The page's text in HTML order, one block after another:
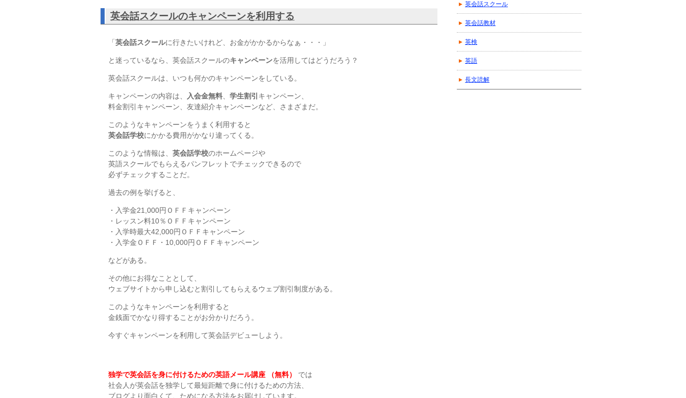
英会話スクールのキャンペーンを利用する
「 英会話スクールに行きたいけれど、お金がかかるからなぁ・・・」
と迷っているなら、英会話スクールのキャンペーンを活用してはどうだろう？
英会話スクールは、いつも何かのキャンペーンをしている。
キャンペーンの内容は、 入会金無料 学生割引 キャンペーン、
料金割引キャンペーン、友達紹介キャンペーンなど、さまざまだ。
このようなキャンペーンをうまく利用すると
英会話学校にかかる費用がかなり違ってくる。
このような情報は、 英会話学校のホームページや
英語スクールでもらえるパンフレットでチェックできるので
必ずチェックすることだ。
過去の例を挙げると、
・入学金21,000円ＯＦＦキャンペーン
・レッスン料10％ＯＦＦキャンペーン
・入学時最大42,000円ＯＦＦキャンペーン
・入学金ＯＦＦ・10,000円ＯＦＦキャンペーン
などがある。
その他にお得なこととして、
ウェブサイトから申し込むと割引してもらえるウェブ割引制度がある。
このようなキャンペーンを利用すると
金銭面でかなり得することがお分かりだろう。
今すぐキャンペーンを利用して英会話デビューしよう。
独学で英会話を身に付けるための英語メール講座 （無料）
では
社会人が英会話を独学して最短距離で身に付けるための方法、
ブログより面白くて、ためになる方法をお届けしています。
英会話スクール
英会話教材
英検
英語
長文読解